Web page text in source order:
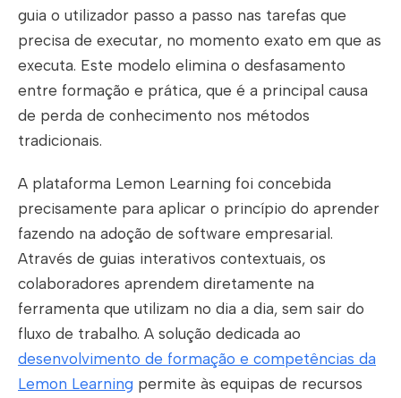
guia o utilizador passo a passo nas tarefas que
precisa de executar, no momento exato em que as
executa. Este modelo elimina o desfasamento
entre formação e prática, que é a principal causa
de perda de conhecimento nos métodos
tradicionais.
A plataforma Lemon Learning foi concebida
precisamente para aplicar o princípio do aprender
fazendo na adoção de software empresarial.
Através de guias interativos contextuais, os
colaboradores aprendem diretamente na
ferramenta que utilizam no dia a dia, sem sair do
fluxo de trabalho. A solução dedicada ao
desenvolvimento de formação e competências da
Lemon Learning permite às equipas de recursos